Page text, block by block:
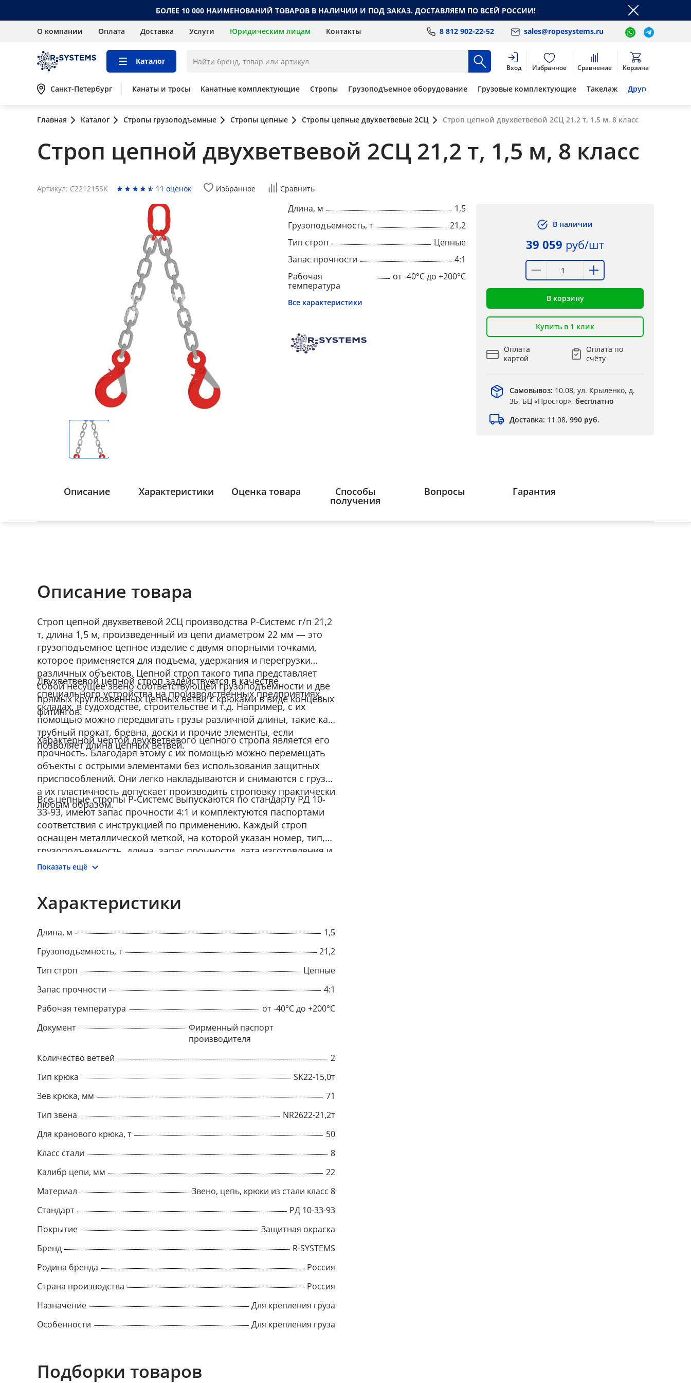
БОЛЕЕ 10 000 НАИМЕНОВАНИЙ ТОВАРОВ В НАЛИЧИИ И ПОД ЗАКАЗ. ДОСТАВЛЯЕМ ПО ВСЕЙ РОССИИ!
О компании Оплата Доставка Услуги Юридическим лицам Контакты 8 812 902-22-52 sales@ropesystems.ru
Каталог
Вход Избранное Сравнение Корзина
Санкт-Петербург Канаты и тросы Канатные комплектующие Стропы Грузоподъемное оборудование Грузовые комплектующие Такелаж Другое
Главная Каталог Стропы грузоподъемные Стропы цепные Стропы цепные двухветвевые 2СЦ Строп цепной двухветвевой 2СЦ 21,2 т, 1,5 м, 8 класс
Строп цепной двухветвевой 2СЦ 21,2 т, 1,5 м, 8 класс
Артикул: C221215SK 11 оценок Избранное Сравнить
Длина, м
1,5
Грузоподъемность, т
21,2
Тип строп
Цепные
Запас прочности
4:1
Рабочая
температура
от -40°C до +200°C
Все характеристики
В наличии
39 059 руб/шт
В корзину
Купить в 1 клик
Оплата
картой
Оплата по
счёту
Самовывоз: 10.08, ул. Крыленко, д.
3Б, БЦ «Простор», бесплатно
Доставка: 11.08, 990 руб.
Описание Характеристики Оценка товара Способы
получения
Вопросы Гарантия
Описание товара
Строп цепной двухветвевой 2СЦ производства Р-Системс г/п 21,2
т, длина 1,5 м, произведенный из цепи диаметром 22 мм — это
грузоподъемное цепное изделие с двумя опорными точками,
которое применяется для подъема, удержания и перегрузки
различных объектов. Цепной строп такого типа представляет
собой несущее звено соответствующей грузоподъемности и две
прямых круглозвенных цепных ветви с крюками в виде концевых
фитингов.
Двухветвевой цепной строп задействуется в качестве
специального устройства на производственных предприятиях,
складах, в судоходстве, строительстве и т.д. Например, с их
помощью можно передвигать грузы различной длины, такие как
трубный прокат, бревна, доски и прочие элементы, если
позволяет длина цепных ветвей.
Характерной чертой двухветвевого цепного стропа является его
прочность. Благодаря этому с их помощью можно перемещать
объекты с острыми элементами без использования защитных
приспособлений. Они легко накладываются и снимаются с груза,
а их пластичность допускает производить строповку практически
любым образом.
Все цепные стропы Р-Системс выпускаются по стандарту РД 10-
33-93, имеют запас прочности 4:1 и комплектуются паспортами
соответствия с инструкцией по применению. Каждый строп
оснащен металлической меткой, на которой указан номер, тип,
грузоподъемность, длина, запас прочности, дата изготовления и
наименование изготовителя.
Показать ещё
Характеристики
Длина, м
1,5
Грузоподъемность, т
21,2
Тип строп
Цепные
Запас прочности
4:1
Рабочая температура
от -40°C до +200°C
Документ
Фирменный паспорт
производителя
Количество ветвей
2
Тип крюка
SK22-15,0т
Зев крюка, мм
71
Тип звена
NR2622-21,2т
Для кранового крюка, т
50
Класс стали
8
Калибр цепи, мм
22
Материал
Звено, цепь, крюки из стали класс 8
Стандарт
РД 10-33-93
Покрытие
Защитная окраска
Бренд
R-SYSTEMS
Родина бренда
Россия
Страна производства
Россия
Назначение
Для крепления груза
Особенности
Для крепления груза
Подборки товаров
Popup
Title